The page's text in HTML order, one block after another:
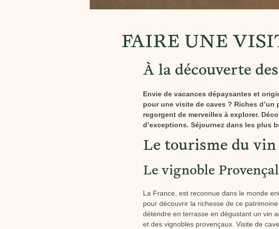
FAIRE UNE
À la découverte
Envie de vacances dépaysantes et
pour une visite de caves ? Riches
regorgent de merveilles à explorer.
d’exceptions. Séjournez dans les plus
Le tourisme du vin
Le vignoble
La France, est reconnue dans le monde
pour découvrir la richesse de ce
détendre en terrasse en dégustant un vin
et des vignobles provençaux. Visite de